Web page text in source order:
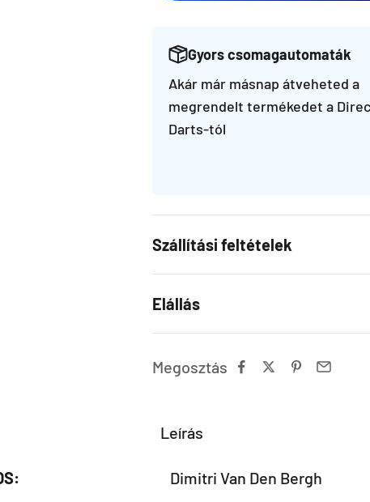
Gyors csomagautomaták
Akár már másnap átveheted a
megrendelt termékedet a
Darts-tól
Szállítási feltételek
Elállás
Megosztás
Leírás
Dimitri Van Den Bergh